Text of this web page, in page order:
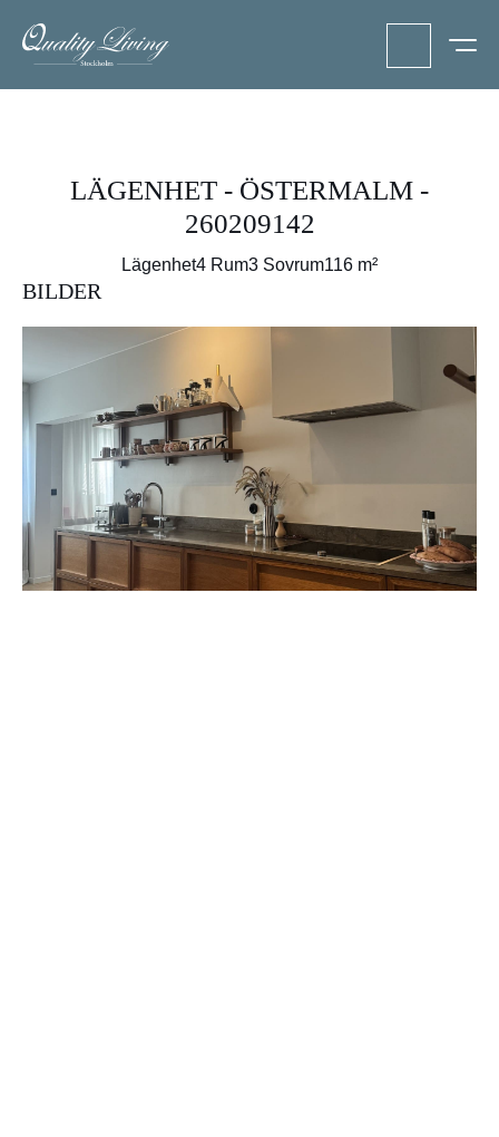
LÄGENHET - ÖSTERMALM -
260209142
Lägenhet4 Rum3 Sovrum116 m²
BILDER